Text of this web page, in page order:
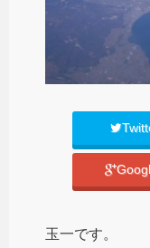
玉一です。